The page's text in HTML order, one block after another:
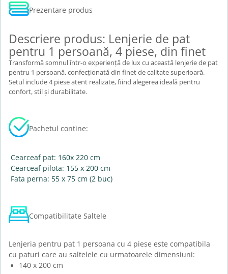
Prezentare produs
Descriere produs: Lenjerie de pat
pentru 1 persoană, 4 piese, din finet
Transformă somnul într-o experiență de lux cu această lenjerie de pat
pentru 1 persoană, confecționată din finet de calitate superioară.
Setul include 4 piese atent realizate, fiind alegerea ideală pentru
confort, stil și durabilitate.
Pachetul contine:
Cearceaf pat: 160x 220 cm
Cearceaf pilota: 155 x 200 cm
Fata perna: 55 x 75 cm (2 buc)
Compatibilitate Saltele
Lenjeria pentru pat 1 persoana cu 4 piese este compatibila
cu paturi care au saltelele cu urmatoarele dimensiuni:
140 x 200 cm